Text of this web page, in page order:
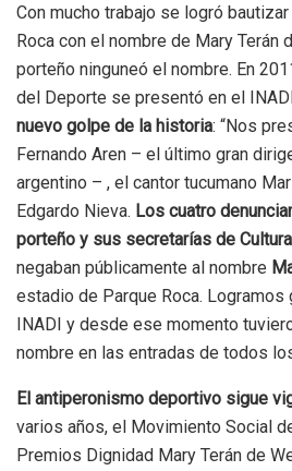
Con mucho trabajo se logró
Roca con el nombre de Mary Terán
porteño ninguneó el nombre. En
del Deporte se presentó en el
nuevo golpe de la historia: “Nos
Fernando Aren – el último gran
argentino – , el cantor tucumano
Edgardo Nieva. Los cuatro
porteño y sus secretarías de
negaban públicamente al nombre
estadio de Parque Roca. Logramos
INADI y desde ese momento
nombre en las entradas de todos
El antiperonismo deportivo sigue
varios años, el Movimiento Social
Premios Dignidad Mary Terán de